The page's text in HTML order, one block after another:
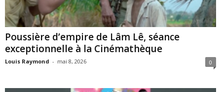
Poussière d’empire de Lâm Lê, séance
exceptionnelle à la Cinémathèque
Louis Raymond - mai 8, 2026 0